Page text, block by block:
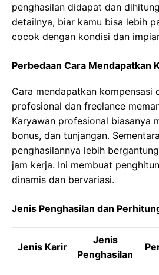
penghasilan didapat dan
detailnya, biar kamu bisa lebih
cocok dengan kondisi dan
Perbedaan Cara Mendapatkan
Cara mendapatkan kompensasi
profesional dan freelance
Karyawan profesional biasanya
bonus, dan tunjangan.
penghasilannya lebih
jam kerja. Ini membuat
dinamis dan bervariasi.
Jenis Penghasilan dan
Jenis Karir
Jenis
Penghasilan